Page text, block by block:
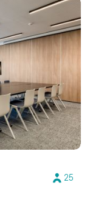
25